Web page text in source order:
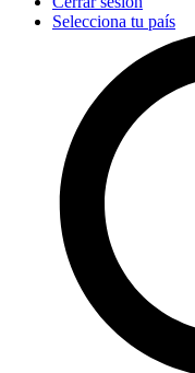
Selecciona tu país